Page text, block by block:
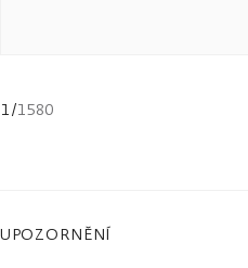
1/1580
UPOZORNĚNÍ